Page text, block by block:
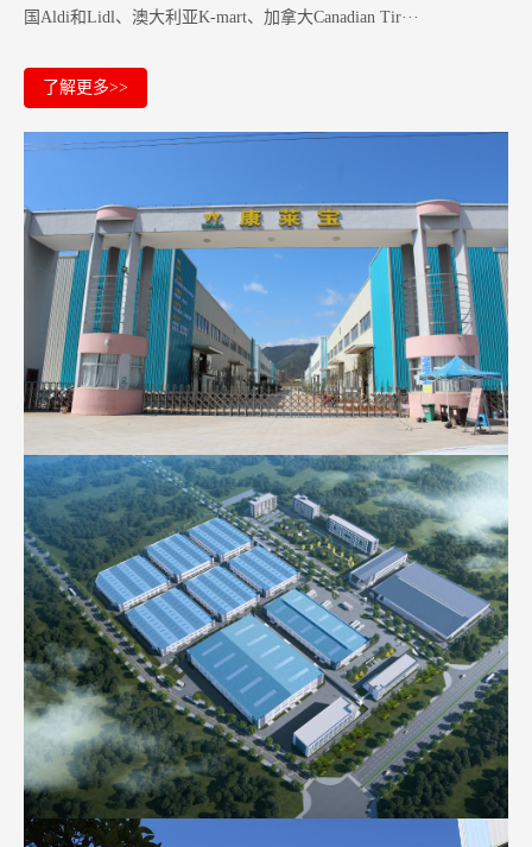
国Aldi和Lidl、澳大利亚K-mart、加拿大Canadian Tir···
了解更多>>